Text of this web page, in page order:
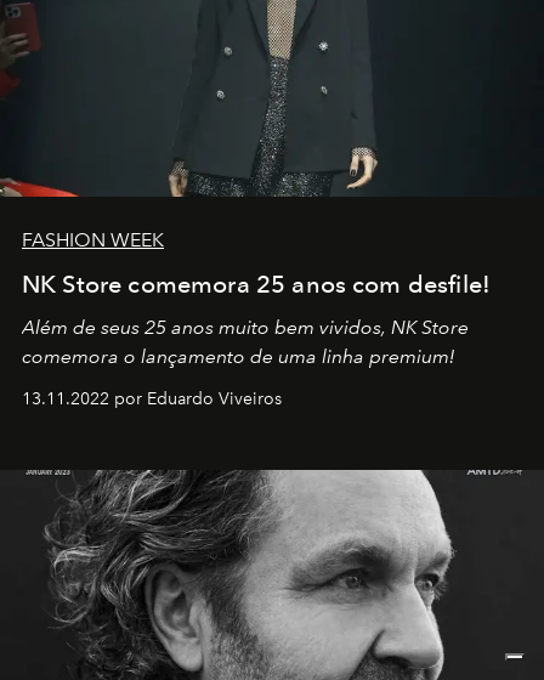
FASHION WEEK
NK Store comemora 25 anos com desfile!
Além de seus 25 anos muito bem vividos, NK Store
comemora o lançamento de uma linha premium!
13.11.2022 por Eduardo Viveiros